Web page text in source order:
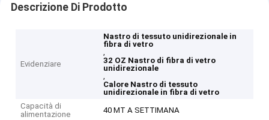
Descrizione Di Prodotto
Evidenziare
Nastro di tessuto unidirezionale in
fibra di vetro
,
32 OZ Nastro di fibra di vetro
unidirezionale
,
Calore Nastro di tessuto
unidirezionale in fibra di vetro
Capacità di
alimentazione
40 MT A SETTIMANA